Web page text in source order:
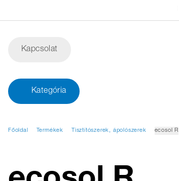
Kapcsolat
Kategória
Főoldal Termékek Tisztítószerek, ápolószerek ecosol R